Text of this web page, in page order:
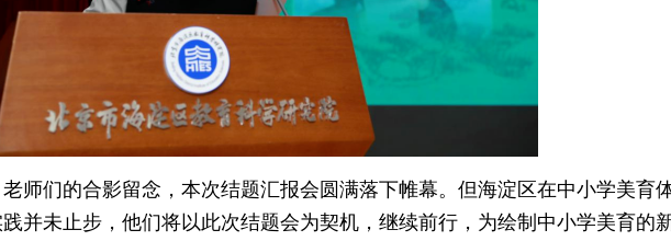
师们的合影留念，本次结题汇报会圆满落下帷幕。但海淀区在中小学美育
并未止步，他们将以此次结题会为契机，继续前行，为绘制中小学美育的